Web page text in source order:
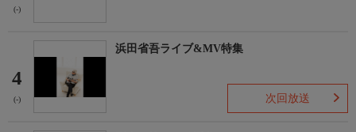
(-)
4
(-)
浜田省吾ライブ&MV特集
次回放送